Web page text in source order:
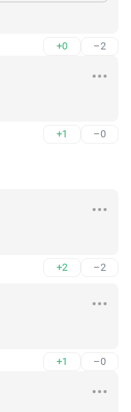
+0 –2
+1 –0
+2 –2
+1 –0